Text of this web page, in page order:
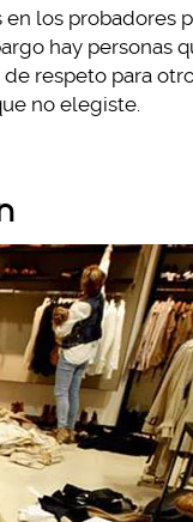
los probadores
hay personas
respeto para
no elegiste.